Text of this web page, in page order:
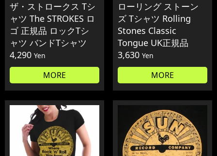
ザ・ストロークス Tシ
ャツ The STROKES ロ
ゴ 正規品 ロックTシ
ャツ バンドTシャツ
4,290 Yen
MORE
ローリング ストーン
ズ Tシャツ Rolling
Stones Classic
Tongue UK正規品
3,630 Yen
MORE